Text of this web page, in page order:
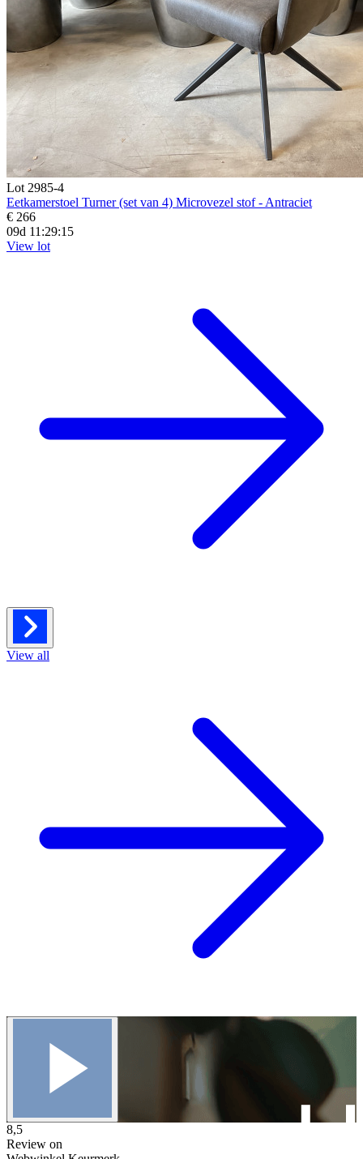
Lot 2985-4
Eetkamerstoel Turner (set van 4) Microvezel stof - Antraciet
€ 266
09d 11:29:14
View lot
View all
8,5
Review on